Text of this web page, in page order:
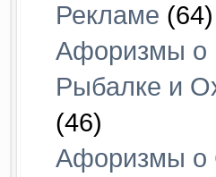
Рекламе (64)
Афоризмы о
Рыбалке и
(46)
Афоризмы о